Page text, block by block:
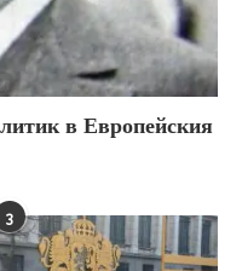
в Европейския
3